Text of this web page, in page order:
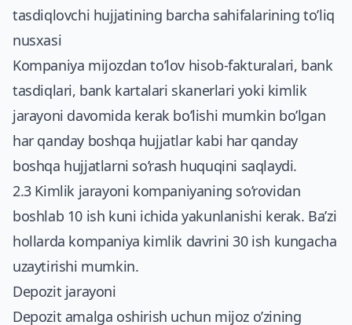
tasdiqlovchi hujjatining barcha sahifalarining to’liq
nusxasi
Kompaniya mijozdan to’lov hisob-fakturalari, bank
tasdiqlari, bank kartalari skanerlari yoki kimlik
jarayoni davomida kerak bo’lishi mumkin bo’lgan
har qanday boshqa hujjatlar kabi har qanday
boshqa hujjatlarni so’rash huquqini saqlaydi.
2.3 Kimlik jarayoni kompaniyaning so’rovidan
boshlab 10 ish kuni ichida yakunlanishi kerak. Ba’zi
hollarda kompaniya kimlik davrini 30 ish kungacha
uzaytirishi mumkin.
Depozit jarayoni
Depozit amalga oshirish uchun mijoz o’zining